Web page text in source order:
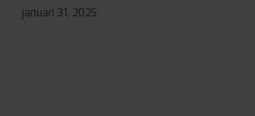
januari 31, 2025